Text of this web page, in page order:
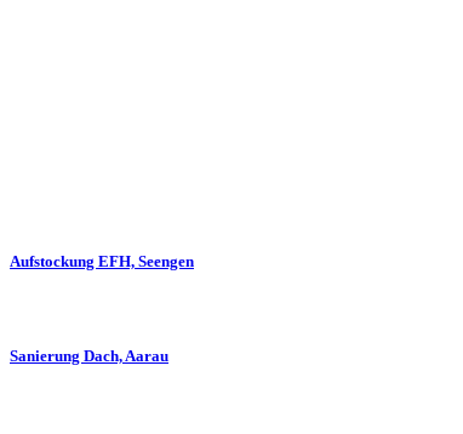
Aufstockung EFH, Seengen
Sanierung Dach, Aarau